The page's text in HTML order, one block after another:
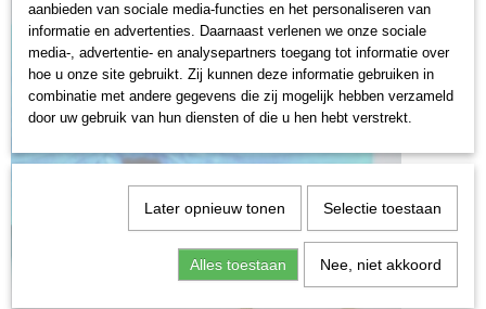
aanbieden van sociale media-functies en het personaliseren van
informatie en advertenties. Daarnaast verlenen we onze sociale
media-, advertentie- en analysepartners toegang tot informatie over
hoe u onze site gebruikt. Zij kunnen deze informatie gebruiken in
combinatie met andere gegevens die zij mogelijk hebben verzameld
door uw gebruik van hun diensten of die u hen hebt verstrekt.
Later opnieuw tonen Selectie toestaan
Alles toestaan Nee, niet akkoord